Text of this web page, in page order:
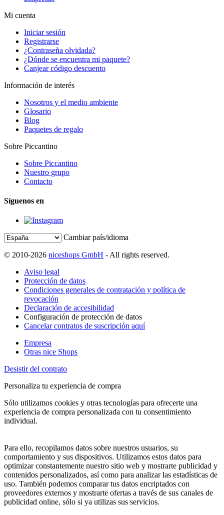
Mi cuenta
Iniciar sesión
Registrarse
¿Contraseña olvidada?
¿Dónde se encuentra mi paquete?
Canjear código descuento
Información de interés
Nosotros y el medio ambiente
Glosario
Blog
Paquetes de regalo
Sobre Piccantino
Sobre Piccantino
Nuestro grupo
Contacto
Síguenos en
Cambiar país/idioma
© 2010-2026 niceshops GmbH - All rights reserved.
Aviso legal
Protección de datos
Condiciones generales de contratación y política de
revocación
Declaración de accesibilidad
Configuración de protección de datos
Cancelar contratos de suscripción aquí
Empresa
Otras nice Shops
Desistir del contrato
Personaliza tu experiencia de compra
Sólo utilizamos cookies y otras tecnologías para ofrecerte una
experiencia de compra personalizada con tu consentimiento
individual.
Para ello, recopilamos datos sobre nuestros usuarios, su
comportamiento y sus dispositivos. Utilizamos estos datos para
optimizar constantemente nuestro sitio web y mostrarte publicidad y
contenidos personalizados, así como para analizar las estadísticas de
uso. También podemos comparar tus datos encriptados con
proveedores externos y mostrarte ofertas a través de sus canales de
publicidad online, sólo si ya utilizas sus servicios.